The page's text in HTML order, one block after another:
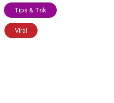
Tips & Trik
Viral